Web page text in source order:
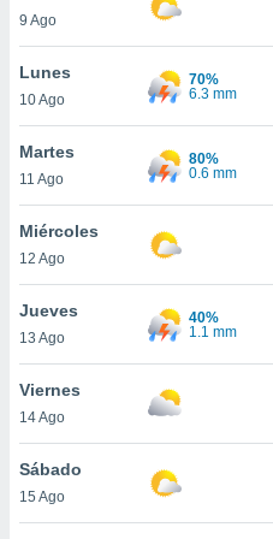
más
nuestra
y
de
disponible
cookies
aceptar
9 Ago
Lunes
10 Ago
70%
6.3 mm
Martes
11 Ago
80%
0.6 mm
Miércoles
12 Ago
Jueves
13 Ago
40%
1.1 mm
Viernes
14 Ago
Sábado
15 Ago